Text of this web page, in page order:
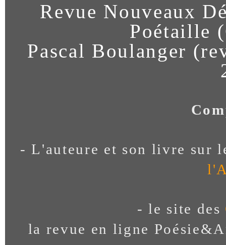
Revue Nouveaux
Poétaille
Pascal Boulanger
- L'auteure et son livre sur
- le site des
la revue en ligne